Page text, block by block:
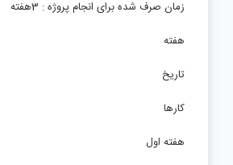
زمان صرف شده برای انجام پروژه : 3هفته
هفته
تاریخ
کارها
هفته اول